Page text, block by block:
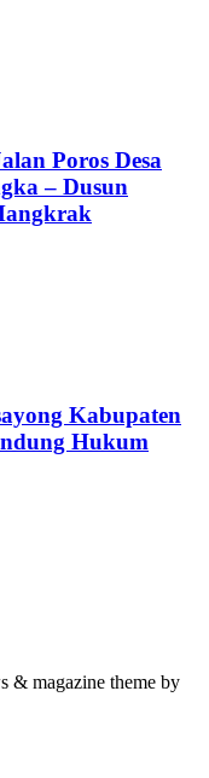
Poros Desa
– Dusun
Kabupaten
Hukum
& magazine theme by